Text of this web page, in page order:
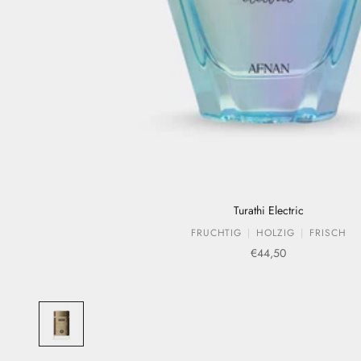
Turathi Electric
FRUCHTIG HOLZIG FRISCH
Verkaufspreis
€44,50